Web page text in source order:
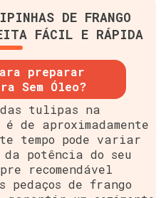
DE FRANGO
FÁCIL E RÁPIDA
preparar
Sem Óleo?
das tulipas na
de aproximadamente
tempo pode variar
da potência do seu
recomendável
de frango